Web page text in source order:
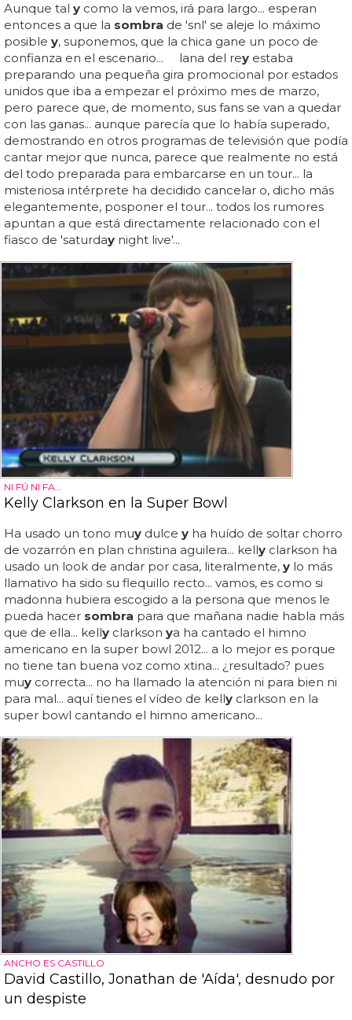
Aunque tal y como la vemos, irá para largo... esperan
entonces a que la sombra de 'snl' se aleje lo máximo
posible y, suponemos, que la chica gane un poco de
confianza en el escenario... lana del rey estaba
preparando una pequeña gira promocional por estados
unidos que iba a empezar el próximo mes de marzo,
pero parece que, de momento, sus fans se van a quedar
con las ganas... aunque parecía que lo había superado,
demostrando en otros programas de televisión que podía
cantar mejor que nunca, parece que realmente no está
del todo preparada para embarcarse en un tour... la
misteriosa intérprete ha decidido cancelar o, dicho más
elegantemente, posponer el tour... todos los rumores
apuntan a que está directamente relacionado con el
fiasco de 'saturday night live'...
NI FÚ NI FA...
Kelly Clarkson en la Super Bowl
Ha usado un tono muy dulce y ha huído de soltar chorro
de vozarrón en plan christina aguilera... kelly clarkson ha
usado un look de andar por casa, literalmente, y lo más
llamativo ha sido su flequillo recto... vamos, es como si
madonna hubiera escogido a la persona que menos le
pueda hacer sombra para que mañana nadie habla más
que de ella... kelly clarkson ya ha cantado el himno
americano en la super bowl 2012... a lo mejor es porque
no tiene tan buena voz como xtina... ¿resultado? pues
muy correcta... no ha llamado la atención ni para bien ni
para mal... aquí tienes el vídeo de kelly clarkson en la
super bowl cantando el himno americano...
ANCHO ES CASTILLO
David Castillo, Jonathan de 'Aída', desnudo por
un despiste